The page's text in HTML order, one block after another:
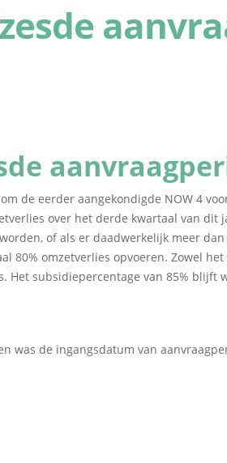
de eerder aangekondigde NOW 4
over het derde kwartaal van
of als er daadwerkelijk meer
80% omzetverlies opvoeren. Zowel
Het subsidiepercentage van 85% blijft
was de ingangsdatum van